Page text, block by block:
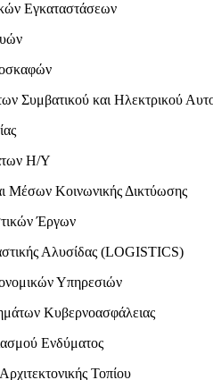
Εγκαταστάσεων
Συμβατικού και Ηλεκτρικού
Η/Υ
Μέσων Κοινωνικής Δικτύωσης
Έργων
Αλυσίδας (LOGISTICS)
Υπηρεσιών
Κυβερνοασφάλειας
Ενδύματος
Τοπίου